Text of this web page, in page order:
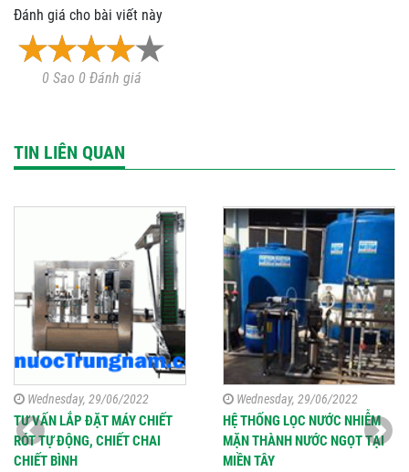
Đánh giá cho bài viết này
0 Sao 0 Đánh giá
TIN LIÊN QUAN
Wednesday, 29/06/2022
TƯ VẤN LẮP ĐẶT MÁY CHIẾT
RÓT TỰ ĐỘNG, CHIẾT CHAI
CHIẾT BÌNH
Wednesday, 29/06/2022
HỆ THỐNG LỌC NƯỚC NHIỄM
MẶN THÀNH NƯỚC NGỌT TẠI
MIỀN TÂY